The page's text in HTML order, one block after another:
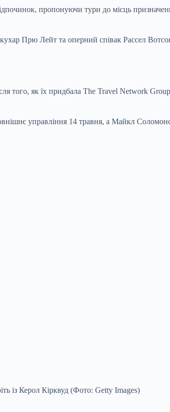
пропонуючи тури до місць
Прю Лейт та оперний співак Рассел
того, як їх придбала The Travel Network
управління 14 травня, а Майкл
із Керол Кірквуд (Фото: Getty Images)